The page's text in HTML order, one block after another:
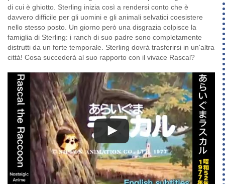
di cui è ghiotto. Sterling inizia così a rendersi conto che è
davvero difficile per gli uomini e gli animali selvatici coesistere
nello stesso posto. Un giorno però una disgrazia colpisce la
famiglia di Sterling: i ranch di suo padre sono completamente
distrutti da un forte temporale. Sterling dovrà trasferirsi in un'altra
città! Cosa succederà al suo rapporto con il vivace Rascal?